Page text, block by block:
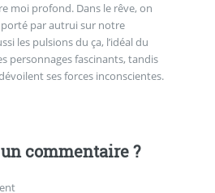
moi profond. Dans le rêve, on
par autrui sur notre
les pulsions du ça, l’idéal du
personnages fascinants, tandis
ses forces inconscientes.
commentaire ?